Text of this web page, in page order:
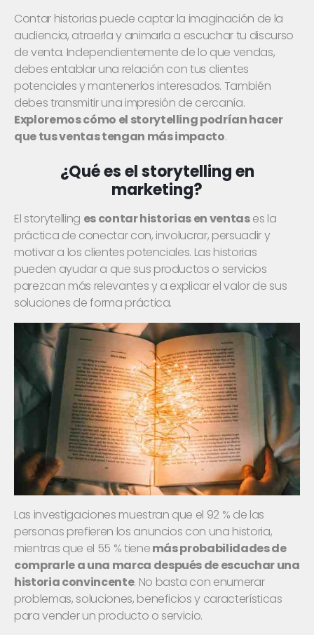
Contar historias puede captar la imaginación de la
audiencia, atraerla y animarla a escuchar tu discurso
de venta. Independientemente de lo que vendas,
debes entablar una relación con tus clientes
potenciales y mantenerlos interesados. También
debes transmitir una impresión de cercanía.
Exploremos cómo el storytelling podrían hacer
que tus ventas tengan más impacto.
¿Qué es el storytelling en
marketing?
El storytelling es contar historias en ventases la
práctica de conectar con, involucrar, persuadir y
motivar a los clientes potenciales. Las historias
pueden ayudar a que sus productos o servicios
parezcan más relevantes y a explicar el valor de sus
soluciones de forma práctica.
Las investigaciones muestran que el 92 % de las
personas prefieren los anuncios con una historia,
mientras que el 55 % tienemás probabilidades de
comprarle a una marca después de escuchar una
historia convincente. No basta con enumerar
problemas, soluciones, beneficios y características
para vender un producto o servicio.